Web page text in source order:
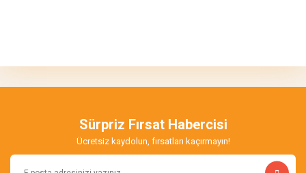
Yorum Yaz
Ürün bilgilerinde hatalar bulunuyor.
Ürün fiyatı diğer sitelerden daha pahalı.
Sürpriz Fırsat Habercisi
Ücretsiz kaydolun, fırsatları kaçırmayın!